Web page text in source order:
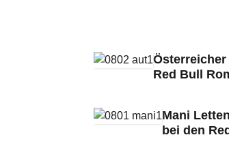
Red Bull
Mani
bei den